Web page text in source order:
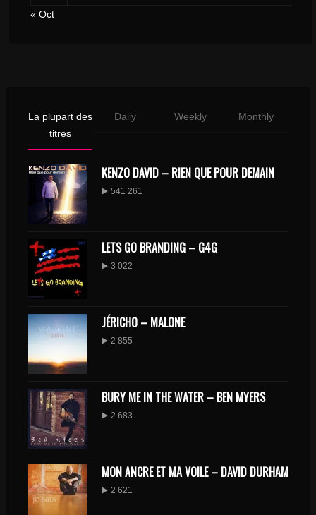
« Oct
La plupart des
titres
Daily Weekly Monthly
KENZO DAVID – RIEN QUE POUR DEMAIN
541 261
LETS GO BRANDING – G4G
3 022
JÉRICHO – MALONE
2 855
BURY ME IN THE WATER – BEN MYERS
2 683
MON ANCRE ET MA VOILE – DAVID DURHAM
2 621